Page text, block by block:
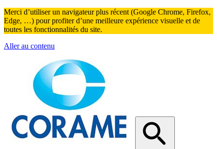
Merci d’utiliser un navigateur plus récent (Google Chrome, Firefox,
Edge, …) pour profiter d’une meilleure expérience visuelle et de
toutes les fonctionnalités du site.
Aller au contenu